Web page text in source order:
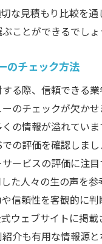
な見積もり比較を
ことができるでしょ
のチェック方法
る際、信頼できる
のチェックが欠か
の情報が溢れてい
の評価を確認しま
ービスの評価に注
た人々の生の声を参
信頼性を客観的に
ウェブサイトに掲
介も有用な情報源